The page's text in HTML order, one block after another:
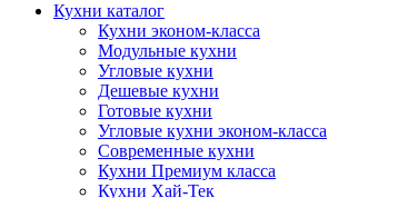
Кухни каталог
Кухни эконом-класса
Модульные кухни
Угловые кухни
Дешевые кухни
Готовые кухни
Угловые кухни эконом-класса
Современные кухни
Кухни Премиум класса
Кухни Хай-Тек